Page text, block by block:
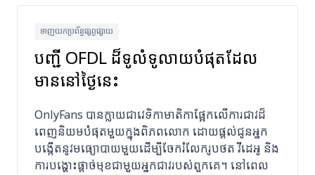
ទាញយកប្រព័ន្ធផ្សព្វផ្សាយ
បញ្ជី OFDL ដ៏ទូលំទូលាយបំផុតដែល
មាននៅថ្ងៃនេះ
OnlyFans បានក្លាយជាវេទិកាមាតិកាផ្អែកលើការជាវដ៏
ពេញនិយមបំផុតមួយក្នុងពិភពលោក ដោយផ្តល់ជូនអ្នក
បង្កើតនូវមធ្យោបាយមួយដើម្បីចែករំលែករូបថត វីដេអូ និង
ការបង្ហោះផ្តាច់មុខជាមួយអ្នកជាវរបស់ពួកគេ។ នៅពេល